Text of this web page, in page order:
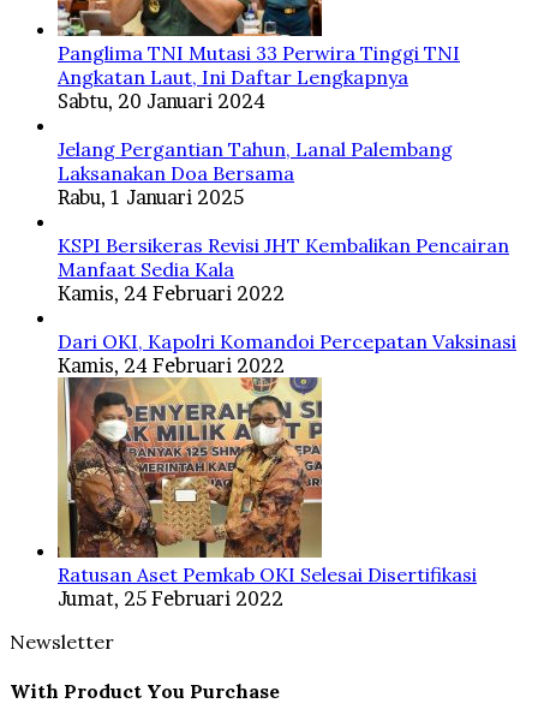
Panglima TNI Mutasi 33 Perwira Tinggi TNI
Angkatan Laut, Ini Daftar Lengkapnya
Sabtu, 20 Januari 2024
Jelang Pergantian Tahun, Lanal Palembang
Laksanakan Doa Bersama
Rabu, 1 Januari 2025
KSPI Bersikeras Revisi JHT Kembalikan Pencairan
Manfaat Sedia Kala
Kamis, 24 Februari 2022
Dari OKI, Kapolri Komandoi Percepatan Vaksinasi
Kamis, 24 Februari 2022
Ratusan Aset Pemkab OKI Selesai Disertifikasi
Jumat, 25 Februari 2022
Newsletter
With Product You Purchase